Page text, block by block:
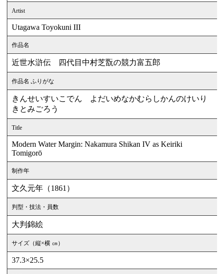
Artist
Utagawa Toyokuni III
作品名
近世水滸伝 四代目中村芝翫の競力富五郎
作品名 ふりがな
きんせいすいこでん よだいめなかむらしかんのけいり
きとみごろう
Title
Modern Water Margin: Nakamura Shikan IV as Keiriki
Tomigorō
制作年
文久元年（1861）
判型・技法・員数
大判錦絵
サイズ（縦×横 ㎝）
37.3×25.5